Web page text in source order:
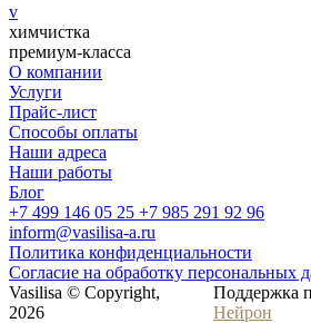
v
химчистка
премиум-класса
О компании
Услуги
Прайс-лист
Способы оплаты
Наши адреса
Наши работы
Блог
+7 499 146 05 25 +7 985 291 92 96
inform@vasilisa-a.ru
Политика конфиденциальности
Согласие на обработку персональных
Vasilisa © Copyright,
2026
Поддержка
Нейрон